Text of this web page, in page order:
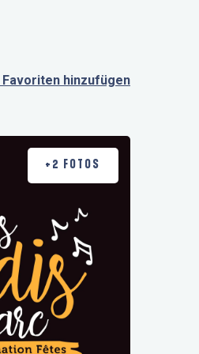
Favoriten hinzufügen
+2 FOTOS